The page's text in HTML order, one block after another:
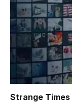
Strange Times